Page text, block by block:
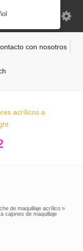
con nosotros
de maquillaje acrílico »
cajones de maquillaje